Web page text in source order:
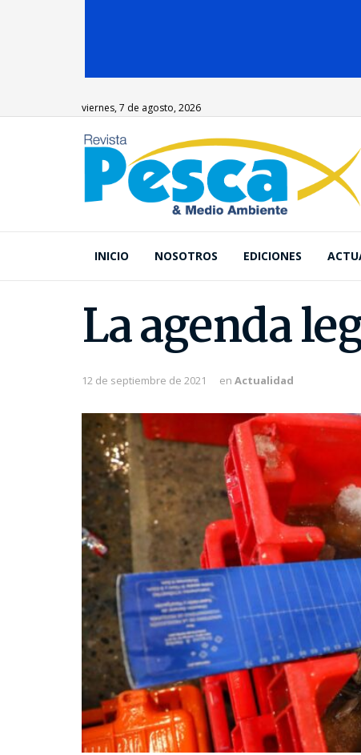
viernes, 7 de agosto, 2026
INICIO NOSOTROS EDICIONES
La agenda
12 de septiembre de 2021 en Actualidad